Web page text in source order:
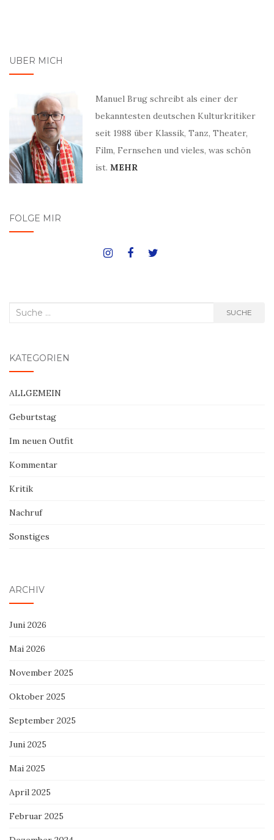
ÜBER MICH
Manuel Brug schreibt als einer der
bekanntesten deutschen Kulturkritiker
seit 1988 über Klassik, Tanz, Theater,
Film, Fernsehen und vieles, was schön
ist. MEHR
FOLGE MIR
Suche
SUCHE
KATEGORIEN
ALLGEMEIN
Geburtstag
Im neuen Outfit
Kommentar
Kritik
Nachruf
Sonstiges
ARCHIV
Juni 2026
Mai 2026
November 2025
Oktober 2025
September 2025
Juni 2025
Mai 2025
April 2025
Februar 2025